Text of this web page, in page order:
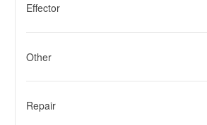
Effector
Other
Repair